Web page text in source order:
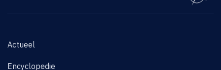
Actueel
Encyclopedie